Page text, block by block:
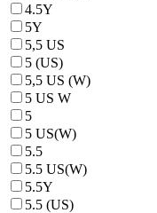
4.5Y
5Y
5,5 US
5 (US)
5,5 US (W)
5 US W
5
5 US(W)
5.5
5.5 US(W)
5.5Y
5.5 (US)